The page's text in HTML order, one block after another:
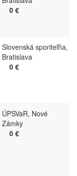
0 €
Slovenská sporiteľňa,
Bratislava
0 €
ÚPSVaR, Nové
Zámky
0 €